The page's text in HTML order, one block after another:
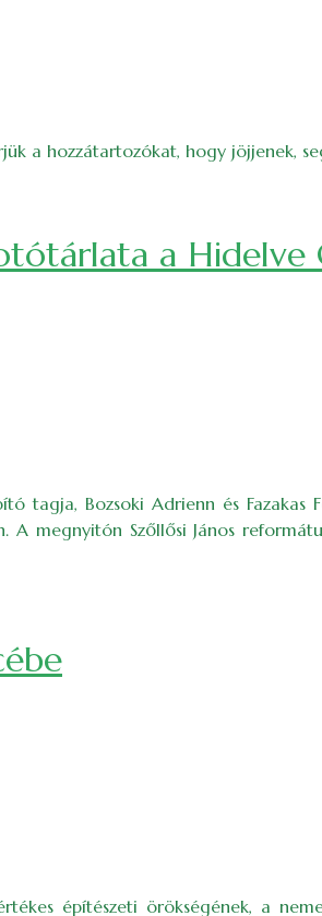
a hozzátartozókat, hogy jöjjenek,
a Hidelve
tagja, Bozsoki Adrienn és
A megnyitón Szőllősi János
építészeti örökségének, a